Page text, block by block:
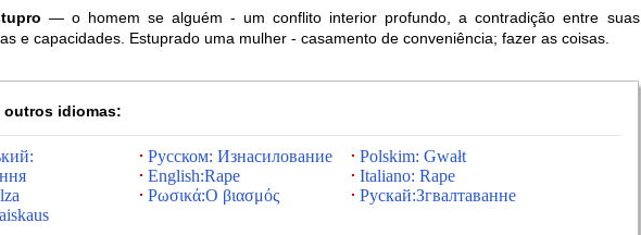
— o homem se alguém - um conflito interior profundo, a contradição entre suas
e capacidades. Estuprado uma mulher - casamento de conveniência; fazer as coisas.
outros idiomas:
Русском: Изнасилование
Polskim: Gwałt
English:Rape
Italiano: Rape
Ρωσικά:Ο βιασμός
Рускай:Згвалтаванне